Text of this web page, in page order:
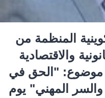
المنظمة من
والاقتصادية
موضوع: "الحق في
المهني" يوم